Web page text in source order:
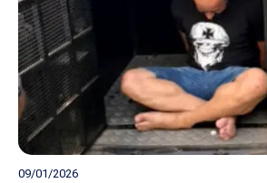
09/01/2026